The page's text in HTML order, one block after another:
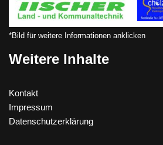
*Bild für weitere Informationen anklicken
Weitere Inhalte
Kontakt
Impressum
Datenschutzerklärung